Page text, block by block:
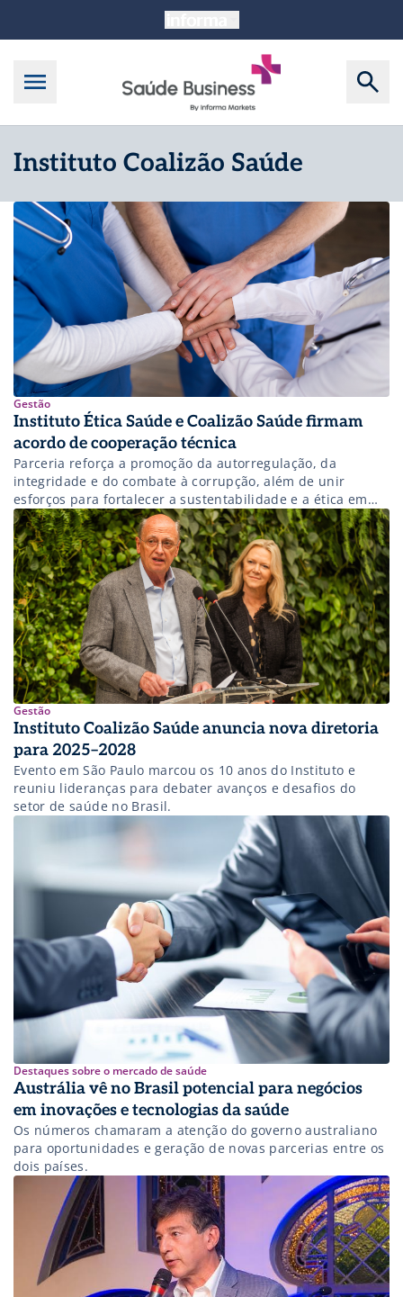
Instituto Coalizão Saúde
Gestão
Instituto Ética Saúde e Coalizão Saúde firmam
acordo de cooperação técnica
Parceria reforça a promoção da autorregulação, da
integridade e do combate à corrupção, além de unir
esforços para fortalecer a sustentabilidade e a ética em
toda a cadeia da saúde. .
Gestão
Instituto Coalizão Saúde anuncia nova diretoria
para 2025–2028
Evento em São Paulo marcou os 10 anos do Instituto e
reuniu lideranças para debater avanços e desafios do
setor de saúde no Brasil.
Destaques sobre o mercado de saúde
Austrália vê no Brasil potencial para negócios
em inovações e tecnologias da saúde
Os números chamaram a atenção do governo australiano
para oportunidades e geração de novas parcerias entre os
dois países.